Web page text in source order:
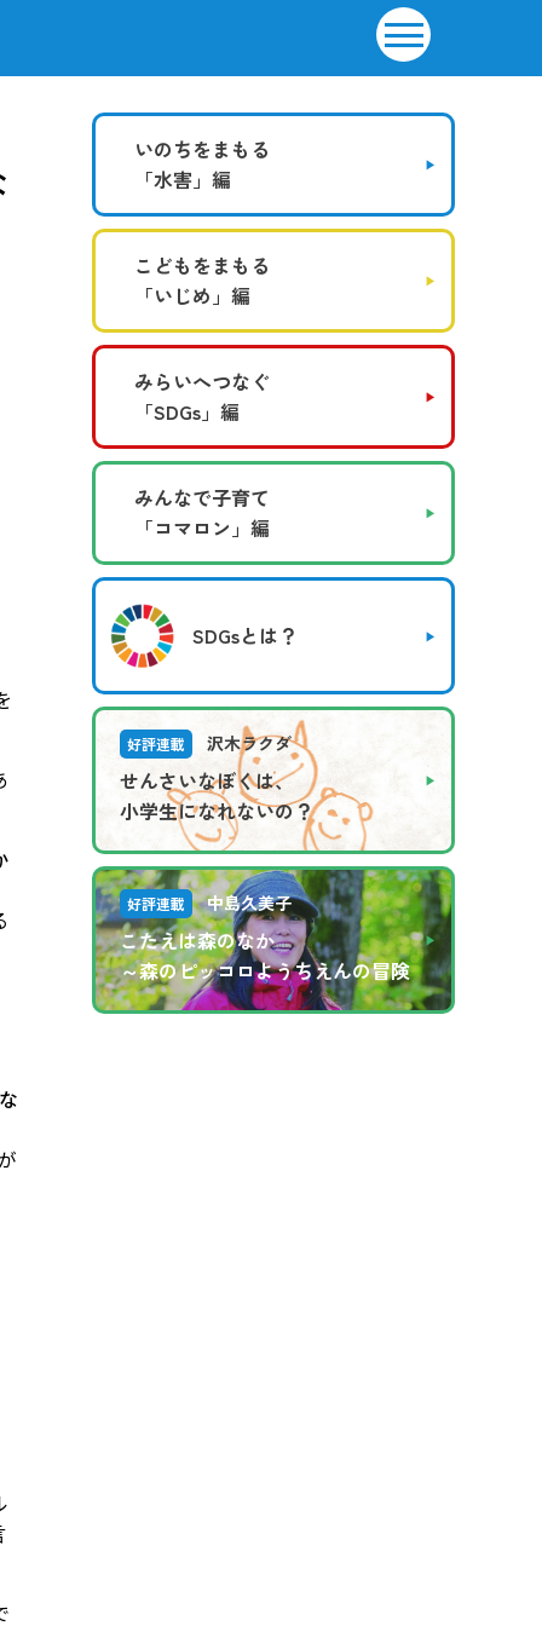
いのちをまもる
「水害」編
こどもをまもる
「いじめ」編
みらいへつなぐ
「SDGs」編
みんなで子育て
「コマロン」編
SDGsとは？
好評連載 沢木ラクダ
せんさいなぼくは、
小学生になれないの？
好評連載 中島久美子
こたえは森のなか
～森のピッコロようちえんの冒険